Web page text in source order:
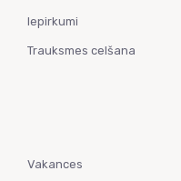
Iepirkumi
Trauksmes celšana
Vakances